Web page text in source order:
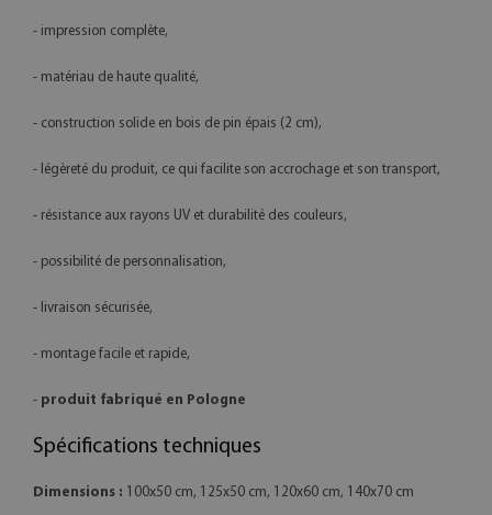
- impression complète,
- matériau de haute qualité,
- construction solide en bois de pin épais (2 cm),
- légèreté du produit, ce qui facilite son accrochage et son transport,
- résistance aux rayons UV et durabilité des couleurs,
- possibilité de personnalisation,
- livraison sécurisée,
- montage facile et rapide,
- produit fabriqué en Pologne
Spécifications techniques
Dimensions : 100x50 cm, 125x50 cm, 120x60 cm, 140x70 cm